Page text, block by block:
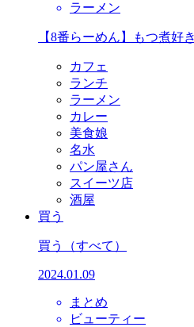
ラーメン
【8番らーめん】もつ煮
カフェ
ランチ
ラーメン
カレー
美食娘
名水
パン屋さん
スイーツ店
酒屋
買う
買う （すべて）
2024.01.09
まとめ
ビューティー